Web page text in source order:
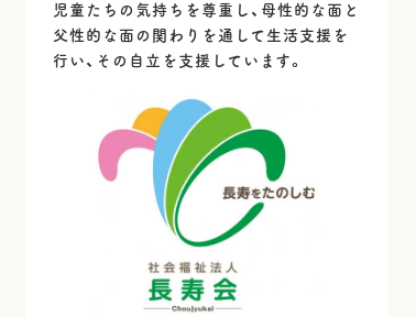
児童たちの気持ちを尊重し、母性的な面と
父性的な面の関わりを通して生活支援を
行い、その自立を支援しています。